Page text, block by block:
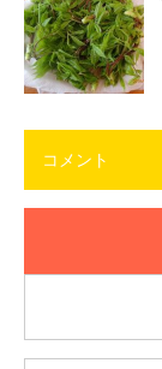
コメント